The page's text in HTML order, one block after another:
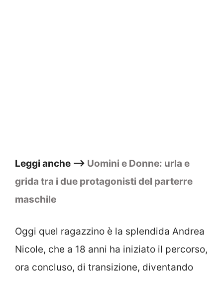
Leggi anche –> Uomini e Donne: urla e
grida tra i due protagonisti del parterre
maschile
Oggi quel ragazzino è la splendida Andrea
Nicole, che a 18 anni ha iniziato il percorso,
ora concluso, di transizione, diventando